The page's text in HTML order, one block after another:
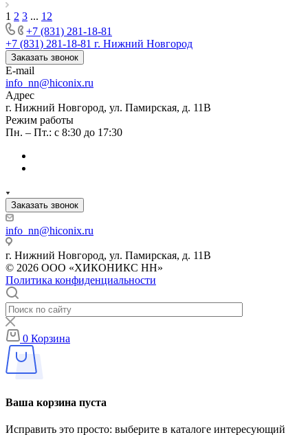
1 2 3 ... 12
+7 (831) 281-18-81
+7 (831) 281-18-81 г. Нижний Новгород
Заказать звонок
E-mail
info_nn@hiconix.ru
Адрес
г. Нижний Новгород, ул. Памирская, д. 11В
Режим работы
Пн. – Пт.: с 8:30 до 17:30
Заказать звонок
info_nn@hiconix.ru
г. Нижний Новгород, ул. Памирская, д. 11В
© 2026 ООО «ХИКОНИКС НН»
Политика конфиденциальности
0 Корзина
Ваша корзина пуста
Исправить это просто: выберите в каталоге интересующий